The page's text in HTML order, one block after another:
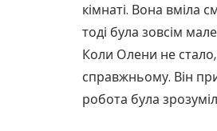
кімнаті. Вона вміла
тоді була зовсім
Коли Олени не
справжньому. Він
робота була